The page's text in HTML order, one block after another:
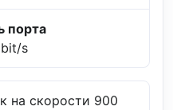
порта
s
на скорости 900